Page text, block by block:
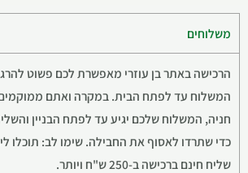
משלוחים
הרכישה באתר בן עוזרי מאפשרת לכם פשוט
המשלוח עד לפתח הבית. במקרה ואתם ממוקמים
חניה, המשלוח שלכם יגיע עד לפתח הבניין
כדי שתרדו לאסוף את החבילה. שימו לב: תוכלו
שליח חינם ברכישה ב-250 ש"ח ויותר.